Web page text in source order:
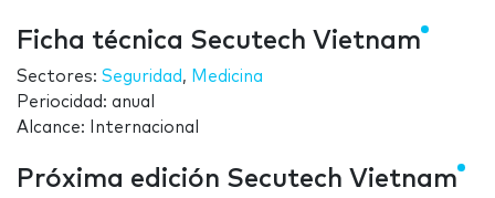
Ficha técnica Secutech Vietnam
Sectores: Seguridad , Medicina
Periocidad: anual
Alcance: Internacional
Próxima edición Secutech Vietnam